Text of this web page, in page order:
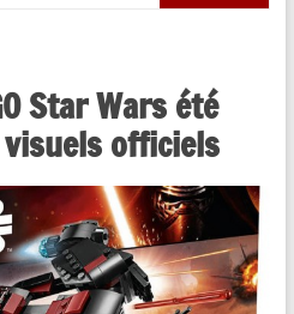
Star Wars été
officiels